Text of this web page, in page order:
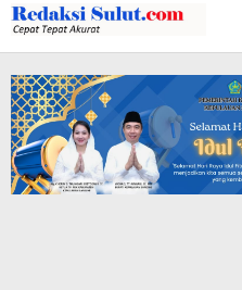
Lewati
ke
konten